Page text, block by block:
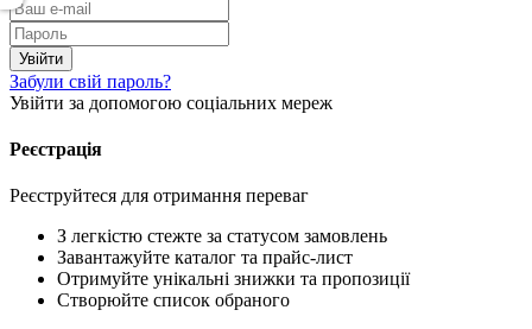
Забули свій пароль?
Увійти за допомогою соціальних мереж
Реєстрація
Реєструйтеся для отримання переваг
З легкістю стежте за статусом замовлень
Завантажуйте каталог та прайс-лист
Отримуйте унікальні знижки та пропозиції
Створюйте список обраного
Скачать
CSV
(Опт)
XLS
EXCEL
(Розн.)
XLS